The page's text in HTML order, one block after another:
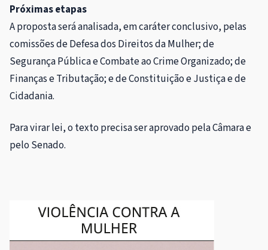
Próximas etapas
A proposta será analisada, emcaráter conclusivo, pelas
comissões de Defesa dos Direitos da Mulher; de
Segurança Pública e Combate ao Crime Organizado; de
Finanças e Tributação; e de Constituição e Justiça e de
Cidadania.
Para virar lei, o texto precisa ser aprovado pela Câmara e
pelo Senado.